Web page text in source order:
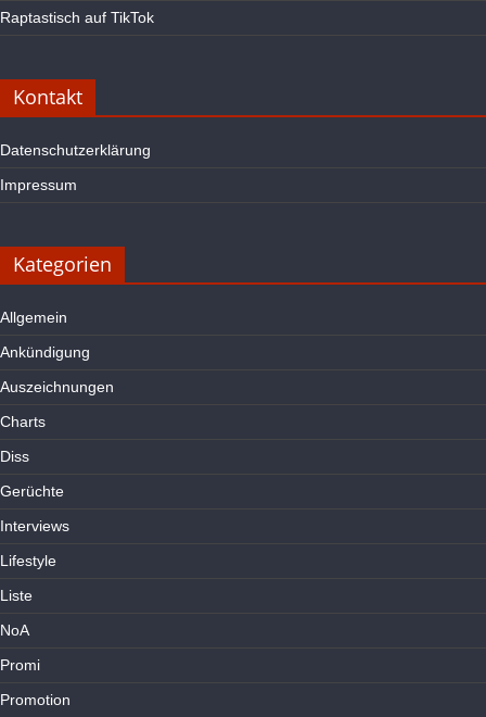
Raptastisch auf TikTok
Kontakt
Datenschutzerklärung
Impressum
Kategorien
Allgemein
Ankündigung
Auszeichnungen
Charts
Diss
Gerüchte
Interviews
Lifestyle
Liste
NoA
Promi
Promotion